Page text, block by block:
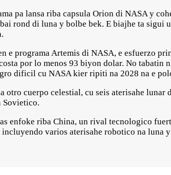
pa lansa riba capsula Orion di NASA y
rond di luna y bolbe bek. E biajhe ta sigui
e programa Artemis di NASA, e esfuerzo
por lo menos 93 biyon dolar. No tabatin
dificil cu NASA kier ripiti na 2028 na e
otro cuerpo celestial, cu seis aterisahe lunar
Sovietico.
enfoke riba China, un rival tecnologico
varios aterisahe robotico na luna